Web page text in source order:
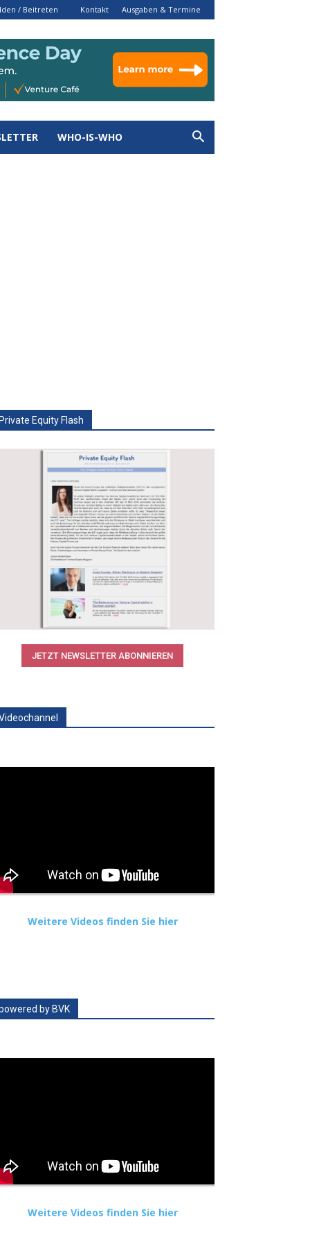
/ Beitreten Kontakt Ausgaben & Termine
WHO-IS-WHO
Equity Flash
JETZT NEWSLETTER ABONNIEREN
Weitere Videos finden Sie hier
by BVK
Weitere Videos finden Sie hier